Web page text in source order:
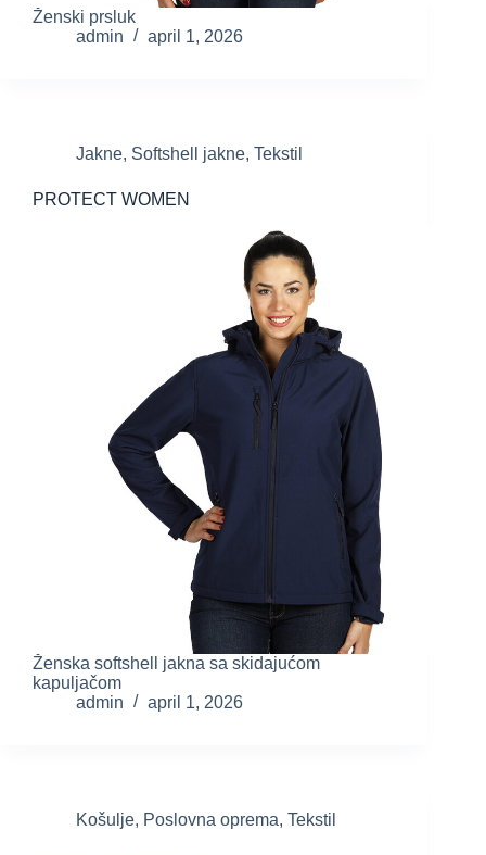
Ženski prsluk
admin
april 1, 2026
Jakne, Softshell jakne, Tekstil
PROTECT WOMEN
Ženska softshell jakna sa skidajućom
kapuljačom
admin
april 1, 2026
Košulje, Poslovna oprema, Tekstil